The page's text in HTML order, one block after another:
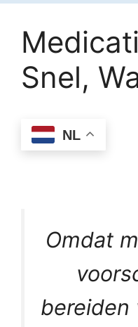
Snel,
NL
Omdat
bereiden